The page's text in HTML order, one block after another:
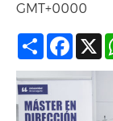
GMT+0000
CompartirX